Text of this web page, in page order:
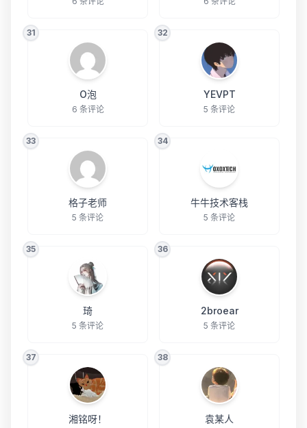
31
O泡
6 条评论
32
YEVPT
5 条评论
33
格子老师
5 条评论
34
牛牛技术客栈
5 条评论
35
琦
5 条评论
36
2broear
5 条评论
37
湘铭呀！
38
袁某人